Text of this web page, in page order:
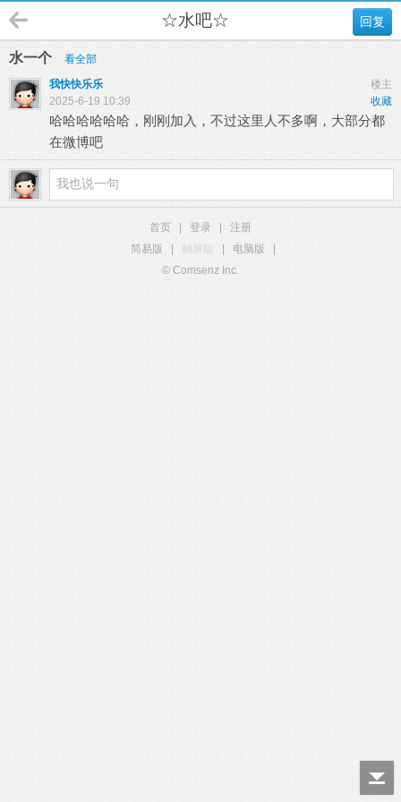
回复
☆水吧☆
水一个
看全部
楼主
我快快乐乐
收藏
2025-6-19 10:39
哈哈哈哈哈哈，刚刚加入，不过这里人不多啊，大部分都
在微博吧
首页 登录
注册
简易版
触屏版 电脑版
© Comsenz Inc.